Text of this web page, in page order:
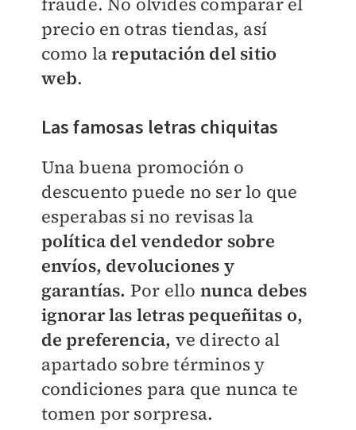
precio en otras tiendas, así
como lareputación del sitio
web.
Las famosas letras chiquitas
Una buena promoción o
descuento puede no ser lo que
esperabas si no revisas la
política del vendedor sobre
envíos, devoluciones y
garantías. Por ello nunca debes
ignorar las letras pequeñitas o,
de preferencia, ve directo al
apartado sobre términos y
condiciones para que nunca te
tomen por sorpresa.